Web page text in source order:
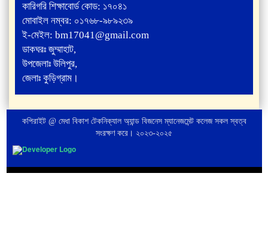
কারিগরি শিক্ষাবোর্ড কোড: ১৭০৪১
মোবাইল নম্বর: ০১৭৬৮-৯৮৯২৩৯
ই-মেইল: bm17041@gmail.com
ডাকঘরঃ জুম্মাহাট,
উপজেলাঃ উলিপুর,
জেলাঃ কুড়িগ্রাম।
কপিরাইট @ মেধা বিকাশ টেকনিক্যাল অ্যান্ড বিজনেস ম্যানেজমেন্ট কলেজ সকল স্বত্ব
সংরক্ষণ করে। ২০২৩-২০২৫